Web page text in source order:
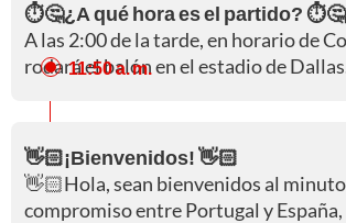
⏱️🤔¿A qué hora es el partido? ⏱️🤔
A las 2:00 de la tarde, en horario de
rodará el balón en el estadio de
11:50 a. m.
👋🏻¡Bienvenidos! 👋🏻
👋🏻Hola, sean bienvenidos al
compromiso entre Portugal y